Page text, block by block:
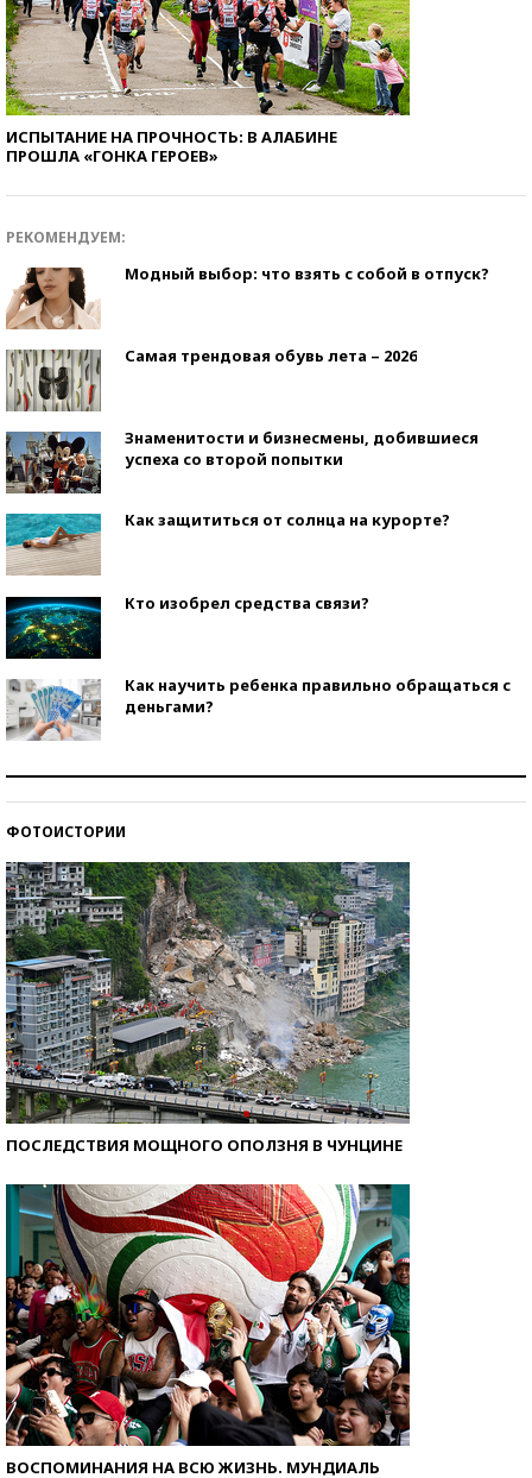
ИСПЫТАНИЕ НА ПРОЧНОСТЬ: В АЛАБИНЕ
ПРОШЛА «ГОНКА ГЕРОЕВ»
РЕКОМЕНДУЕМ:
Модный выбор: что взять с собой в отпуск?
Самая трендовая обувь лета – 2026
Знаменитости и бизнесмены, добившиеся
успеха со второй попытки
Как защититься от солнца на курорте?
Кто изобрел средства связи?
Как научить ребенка правильно обращаться с
деньгами?
ФОТОИСТОРИИ
ПОСЛЕДСТВИЯ МОЩНОГО ОПОЛЗНЯ В ЧУНЦИНЕ
ВОСПОМИНАНИЯ НА ВСЮ ЖИЗНЬ. МУНДИАЛЬ